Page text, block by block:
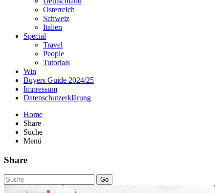
Österreich
Schweiz
Italien
Special
Travel
People
Tutorials
Win
Buyers Guide 2024/25
Impressum
Datenschutzerklärung
Home
Share
Suche
Menü
Share
Go